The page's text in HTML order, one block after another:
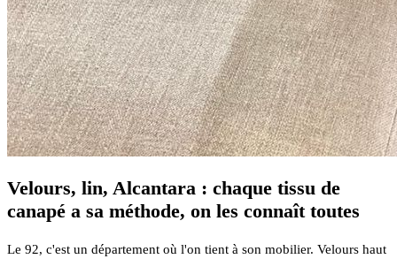
Velours, lin, Alcantara : chaque tissu de
canapé a sa méthode, on les connaît toutes
Le 92, c'est un département où l'on tient à son mobilier. Velours haut